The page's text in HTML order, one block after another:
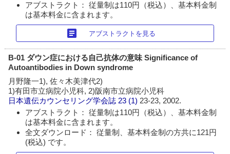
アブストラクト： 従量制は110円（税込）、基本料金制
は基本料金に含まれます。
article アブストラクトを見る
B-01 ダウン症における自己抗体の意味 Significance of
Autoantibodies in Down syndrome
月野隆一1), 佐々木美津代2)
1)有田市立病院小児科, 2)阪南市立病院小児科
日本遺伝カウンセリング学会誌 23 (1) 23-23, 2002.
アブストラクト： 従量制は110円（税込）、基本料金制
は基本料金に含まれます。
全文ダウンロード： 従量制、基本料金制の方共に121円
(税込) です。